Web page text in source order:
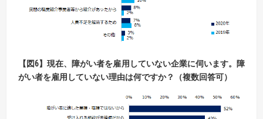
【 図6】現在、障がい者を雇用していない企業に伺います。障
がい者を雇用していない理由は何ですか？（複数回答可）